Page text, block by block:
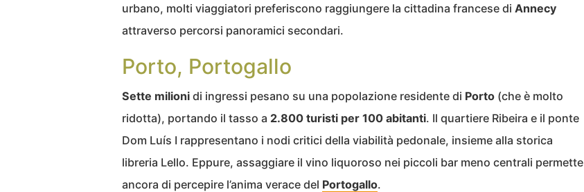
urbano, molti viaggiatori preferiscono raggiungere la cittadina francese di Annecy
attraverso percorsi panoramici secondari.
Porto, Portogallo
Sette milioni di ingressi pesano su una popolazione residente di Porto (che è molto
ridotta), portando il tasso a 2.800 turisti per 100 abitanti. Il quartiere Ribeira e il ponte
Dom Luís I rappresentano i nodi critici della viabilità pedonale, insieme alla storica
libreria Lello. Eppure, assaggiare il vino liquoroso nei piccoli bar meno centrali permette
ancora di percepire l’anima verace del Portogallo.